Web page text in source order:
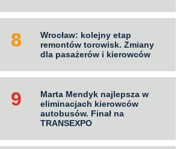
Wrocław: kolejny etap
remontów torowisk. Zmiany
dla pasażerów i kierowców
Marta Mendyk najlepsza w
eliminacjach kierowców
autobusów. Finał na
TRANSEXPO